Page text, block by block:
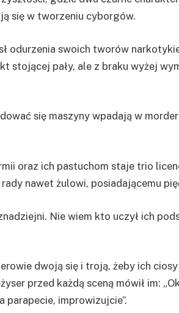
się w tworzeniu cyborgów.
odurzenia swoich tworów
stojącej pały, ale z braku wyżej
się maszyny wpadają w
oraz ich pastuchom staje trio
nawet żulowi, posiadającemu
Nie wiem kto uczył ich
dwoją się i troją, żeby ich
przed każdą sceną mówił im:
parapecie, improwizujcie”.